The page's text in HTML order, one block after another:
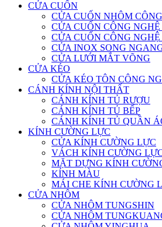
CỬA CUỐN
CỬA CUỐN NHÔM
CỬA CUỐN CÔNG NGHỆ
CỬA CUỐN CÔNG
CỬA INOX SONG
CỬA LƯỚI MẮT VÕNG
CỬA KÉO
CỬA KÉO TÔN CÔNG
CÁNH KÍNH NỘI THẤT
CÁNH KÍNH TỦ RƯỢU
CÁNH KÍNH TỦ BẾP
CÁNH KÍNH TỦ QUẦN
KÍNH CƯỜNG LỰC
CỬA KÍNH CƯỜNG LỰC
VÁCH KÍNH CƯỜNG
MẶT DỰNG KÍNH
KÍNH MÀU
MÁI CHE KÍNH CƯỜNG
CỬA NHÔM
CỬA NHÔM TUNGSHIN
CỬA NHÔM